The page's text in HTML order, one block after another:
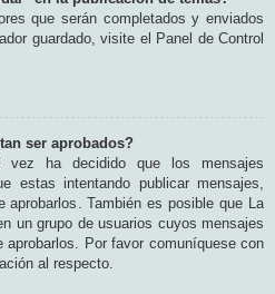
que serán completados y enviados
guardado, visite el Panel de Control
ser aprobados?
vez ha decidido que los mensajes
estas intentando publicar mensajes,
aprobarlos. También es posible que La
un grupo de usuarios cuyos mensajes
Por favor comuníquese con
al respecto.